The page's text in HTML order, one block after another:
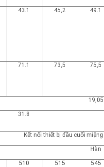
43.1 45,2 49.1
71.1 73,5 75,5
19,05
31.8
Kết nối thiết bị đầu cuối
Hàn
510 515 545